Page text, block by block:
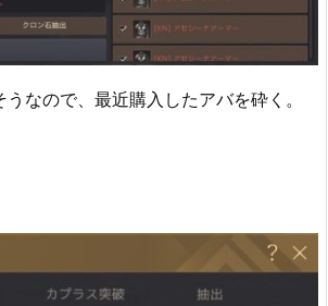
なので、最近購入したアバを砕く。